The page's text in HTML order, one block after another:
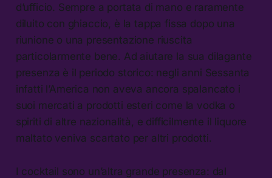
d’ufficio. Sempre a portata di mano e raramente
diluito con ghiaccio, è la tappa fissa dopo una
riunione o una presentazione riuscita
particolarmente bene. Ad aiutare la sua dilagante
presenza è il periodo storico: negli anni Sessanta
infatti l’America non aveva ancora spalancato i
suoi mercati a prodotti esteri come la vodka o
spiriti di altre nazionalità, e difficilmente il liquore
maltato veniva scartato per altri prodotti.
I cocktail sono un’altra grande presenza: dal